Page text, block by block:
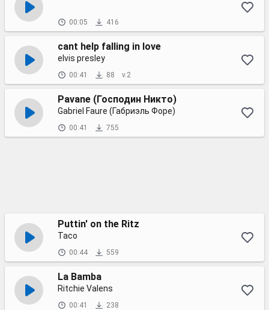
00:05 416
cant help falling in love
elvis presley
00:41 88 v.2
Pavane (Господин Никто)
Gabriel Faure (Габриэль Форе)
00:41 755
Puttin' on the Ritz
Taco
00:44 559
La Bamba
Ritchie Valens
00:41 238